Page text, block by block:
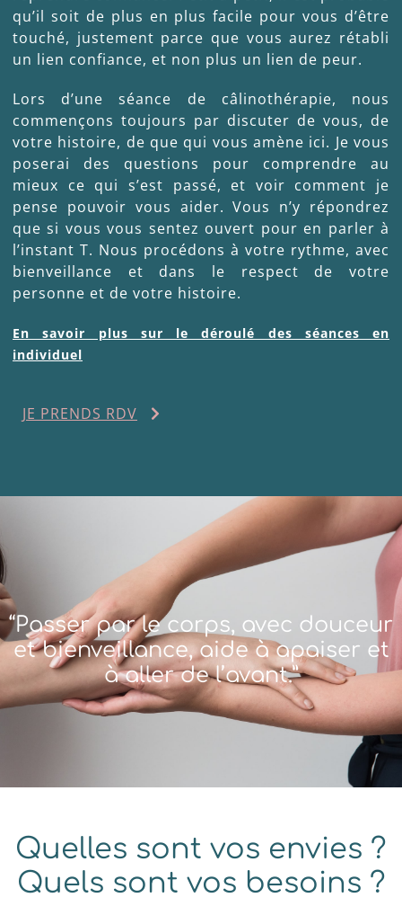
qu’il soit de plus en plus facile pour vous d’être
touché, justement parce que vous aurez rétabli
un lien confiance, et non plus un lien de peur.
Lors d’une séance de câlinothérapie, nous
commençons toujours par discuter de vous, de
votre histoire, de que qui vous amène ici. Je vous
poserai des questions pour comprendre au
mieux ce qui s’est passé, et voir comment je
pense pouvoir vous aider. Vous n’y répondrez
que si vous vous sentez ouvert pour en parler à
l’instant T. Nous procédons à votre rythme, avec
bienveillance et dans le respect de votre
personne et de votre histoire.
En savoir plus sur le déroulé des séances en
individuel
JE PRENDS RDV
“Passer par le corps, avec douceur
et bienveillance, aide à apaiser et
à aller de l’avant.”
Quelles sont vos envies ?
Quels sont vos besoins ?